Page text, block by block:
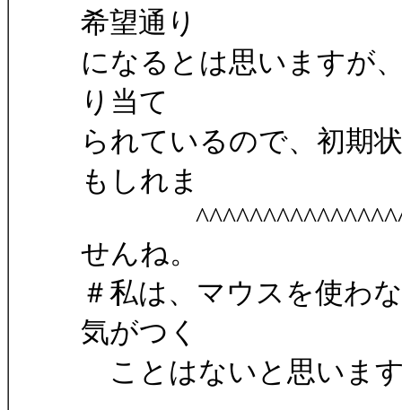
希望通り
になるとは思いますが
り当て
られているので、初期
もしれま
せんね。
＃私は、マウスを使わ
気がつく
ことはないと思いま